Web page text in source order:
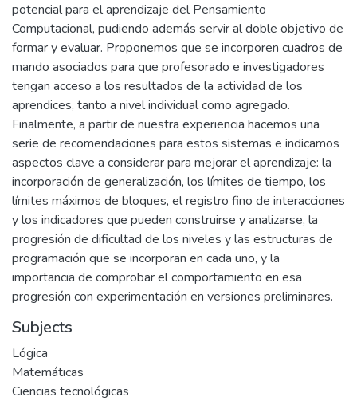
potencial para el aprendizaje del Pensamiento
Computacional, pudiendo además servir al doble objetivo de
formar y evaluar. Proponemos que se incorporen cuadros de
mando asociados para que profesorado e investigadores
tengan acceso a los resultados de la actividad de los
aprendices, tanto a nivel individual como agregado.
Finalmente, a partir de nuestra experiencia hacemos una
serie de recomendaciones para estos sistemas e indicamos
aspectos clave a considerar para mejorar el aprendizaje: la
incorporación de generalización, los límites de tiempo, los
límites máximos de bloques, el registro fino de interacciones
y los indicadores que pueden construirse y analizarse, la
progresión de dificultad de los niveles y las estructuras de
programación que se incorporan en cada uno, y la
importancia de comprobar el comportamiento en esa
progresión con experimentación en versiones preliminares.
Subjects
Lógica
Matemáticas
Ciencias tecnológicas